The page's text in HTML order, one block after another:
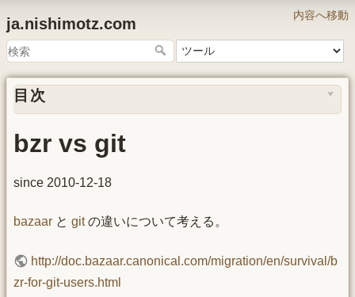
内容へ移動
ja.nishimotz.com
目次
bzr vs git
since 2010-12-18
bazaar と gitの違いについて考える。
http://doc.bazaar.canonical.com/migration/en/survival/b
zr-for-git-users.html